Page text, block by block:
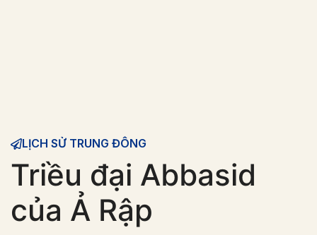
LỊCH SỬ TRUNG ĐÔNG
Triều đại Abbasid
của Ả Rập